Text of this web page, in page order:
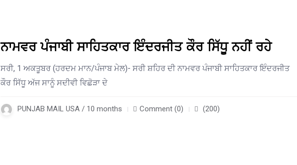
ਨਾਮਵਰ ਪੰਜਾਬੀ ਸਾਹਿਤਕਾਰ ਇੰਦਰਜੀਤ ਕੌਰ ਸਿੱਧੂ ਨਹੀਂ ਰਹੇ
ਸਰੀ, 1 ਅਕਤੂਬਰ (ਹਰਦਮ ਮਾਨ/ਪੰਜਾਬ ਮੇਲ)- ਸਰੀ ਸ਼ਹਿਰ ਦੀ ਨਾਮਵਰ ਪੰਜਾਬੀ ਸਾਹਿਤਕਾਰ ਇੰਦਰਜੀਤ
ਕੌਰ ਸਿੱਧੂ ਅੱਜ ਸਾਨੂੰ ਸਦੀਵੀ ਵਿਛੋੜਾ ਦੇ
PUNJAB MAIL USA / 10 months Comment (0) (200)